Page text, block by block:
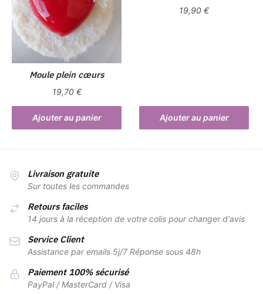
Moule plein cœurs
19,70 €
Ajouter au panier
19,90€
Ajouter au panier
Livraison gratuite
Sur toutes les commandes
Retours faciles
14 jours à la réception de votre colis pour changer d'avis
Service Client
Assistance par emails 5j/7 Réponse sous 48h
Paiement 100% sécurisé
PayPal / MasterCard / Visa